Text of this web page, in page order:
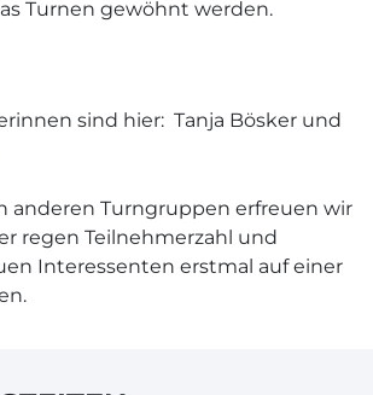
Turnen gewöhnt werden.
sind hier: Tanja Bösker und
anderen Turngruppen erfreuen wir
regen Teilnehmerzahl und
Interessenten erstmal auf einer